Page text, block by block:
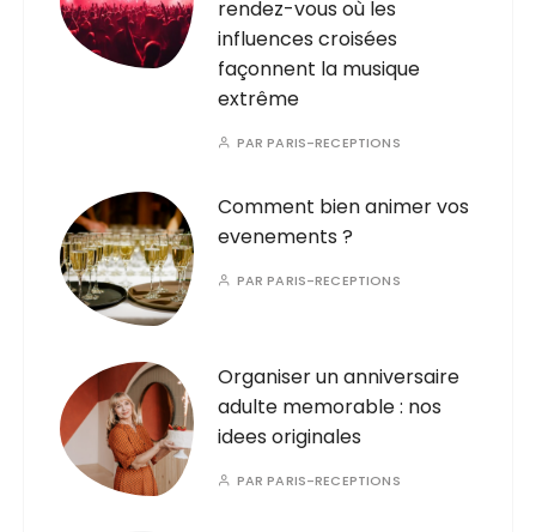
rendez-vous où les
influences croisées
façonnent la musique
extrême
PARPARIS-RECEPTIONS
Comment bien animer vos
evenements ?
PARPARIS-RECEPTIONS
Organiser un anniversaire
adulte memorable : nos
idees originales
PARPARIS-RECEPTIONS